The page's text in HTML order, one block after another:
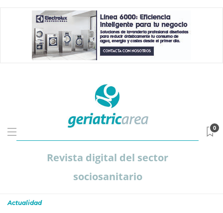
Revista digital del sector
sociosanitario
0
Actualidad